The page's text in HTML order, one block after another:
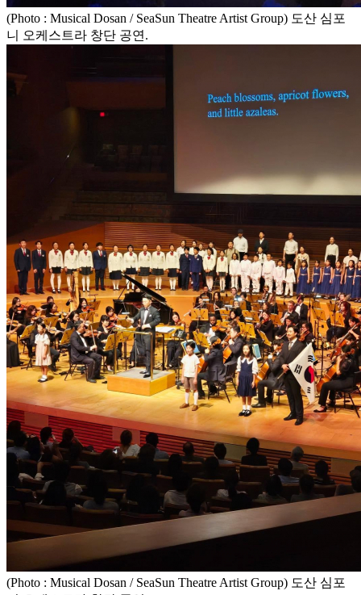
(Photo : Musical Dosan / SeaSun Theatre Artist Group) 도산 심포
니 오케스트라 창단 공연.
(Photo : Musical Dosan / SeaSun Theatre Artist Group) 도산 심포